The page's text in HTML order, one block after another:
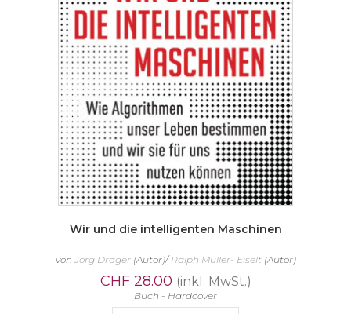
Wir und die intelligenten Maschinen
von Jörg Dräger(Autor)/Ralph Müller- Eiselt(Autor)
CHF28.00 (inkl. MwSt.)
Buch - Hardcover